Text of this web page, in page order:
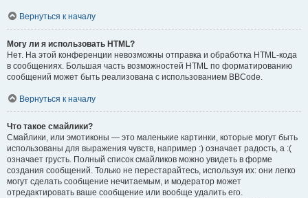
Вернуться к началу
Могу ли я использовать HTML?
Нет. На этой конференции невозможны отправка и обработка HTML-кода
в сообщениях. Большая часть возможностей HTML по форматированию
сообщений может быть реализована с использованием BBCode.
Вернуться к началу
Что такое смайлики?
Смайлики, или эмотиконы — это маленькие картинки, которые могут быть
использованы для выражения чувств, например :) означает радость, а :(
означает грусть. Полный список смайликов можно увидеть в форме
создания сообщений. Только не перестарайтесь, используя их: они легко
могут сделать сообщение нечитаемым, и модератор может
отредактировать ваше сообщение или вообще удалить его.